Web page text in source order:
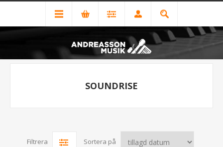
SOUNDRISE
Filtrera Sortera på